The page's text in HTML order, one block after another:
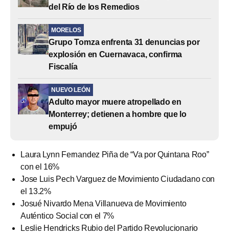
del Río de los Remedios
MORELOS
Grupo Tomza enfrenta 31 denuncias por
explosión en Cuernavaca, confirma
Fiscalía
NUEVO LEÓN
Adulto mayor muere atropellado en
Monterrey; detienen a hombre que lo
empujó
Laura Lynn Fernandez Piña de “Va por Quintana Roo”
con el 16%
Jose Luis Pech Varguez de Movimiento Ciudadano con
el 13.2%
Josué Nivardo Mena Villanueva de Movimiento
Auténtico Social con el 7%
Leslie Hendricks Rubio del Partido Revolucionario